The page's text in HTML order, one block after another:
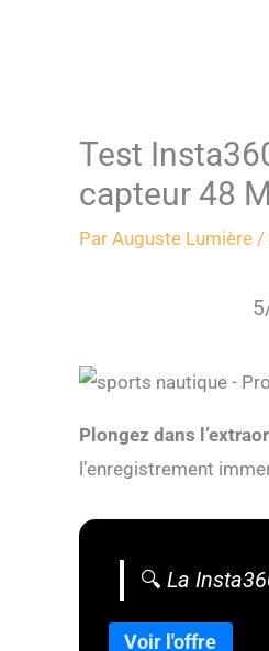
Test
capteur 48
Par Auguste Lumière /
Plongez dans
l’enregistrement
🔍 La